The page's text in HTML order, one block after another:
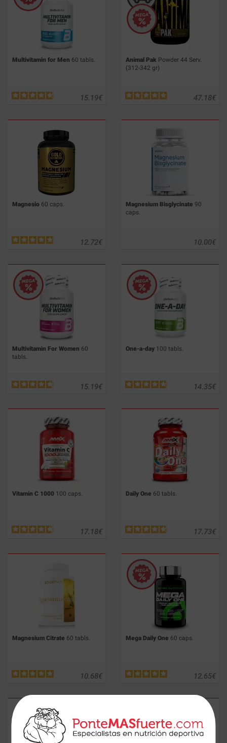
Multivitamin for Men 60 tabls.
€
15.19
Animal Pak Powder 44 Serv.
(312-342 gr)
€
47.18
Magnesio 60 caps.
€
12.72
Magnesium Bisglycinate 90
caps.
€
10.00
Multivitamin For Women 60
tabls.
€
15.19
One-a-day 100 tabls.
€
14.35
Vitamin C 1000 100 caps.
€
17.18
Daily One 60 tabls.
€
17.73
Magnesium Citrate 60 tabls.
€
10.68
Mega Daily One 60 caps.
€
12.65